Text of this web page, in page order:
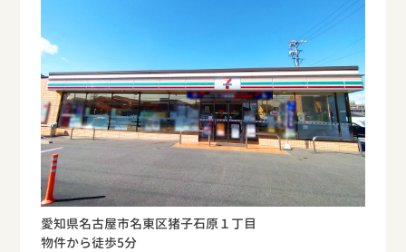
愛知県名古屋市名東区猪子石原１丁目
物件から徒歩5分